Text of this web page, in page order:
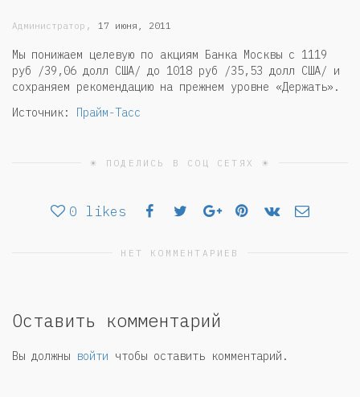
Администратор , 17 июня, 2011
Мы понижаем целевую по акциям Банка Москвы с 1119
руб /39,06 долл США/ до 1018 руб /35,53 долл США/ и
сохраняем рекомендацию на прежнем уровне «Держать».
Источник: Прайм-Тасс
☀ ПОДЕЛИСЬ В СОЦ СЕТЯХ ☀
0 likes
НЕТ КОММЕНТАРИЕВ
Оставить комментарий
Вы должны войти чтобы оставить комментарий.